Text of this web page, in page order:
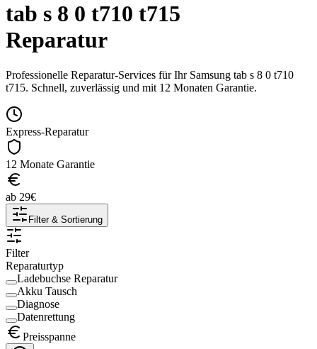
tab s 8 0 t710 t715
Reparatur
Professionelle Reparatur-Services für Ihr Samsung tab s 8 0 t710
t715. Schnell, zuverlässig und mit 12 Monaten Garantie.
Express-Reparatur
12 Monate Garantie
ab 29€
Filter & Sortierung
Filter
Reparaturtyp
Ladebuchse Reparatur
Akku Tausch
Diagnose
Datenrettung
Preisspanne